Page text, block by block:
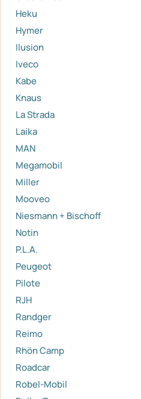
Heku
Hymer
Ilusion
Iveco
Kabe
Knaus
La Strada
Laika
MAN
Megamobil
Miller
Mooveo
Niesmann + Bischoff
Notin
P.L.A.
Peugeot
Pilote
RJH
Randger
Reimo
Rhön Camp
Roadcar
Robel-Mobil